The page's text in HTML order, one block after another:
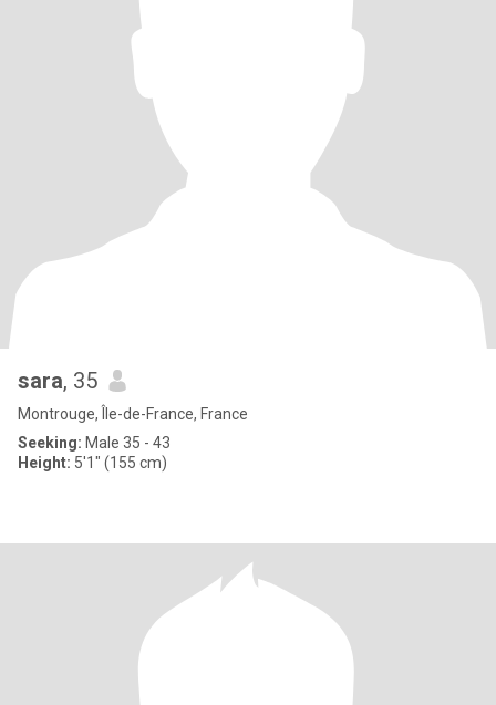
sara, 35
Montrouge, Île-de-France, France
Seeking: Male 35 - 43
Height: 5'1" (155 cm)